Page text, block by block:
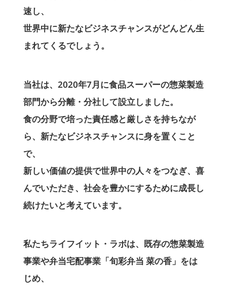
速し、
世界中に新たなビジネスチャンスがどんどん生
まれてくるでしょう。
当社は、2020年7月に食品スーパーの惣菜製造
部門から分離・分社して設立しました。
食の分野で培った責任感と厳しさを持ちなが
ら、新たなビジネスチャンスに身を置くこと
で、
新しい価値の提供で世界中の人々をつなぎ、喜
んでいただき、社会を豊かにするために成長し
続けたいと考えています。
私たちライフイット・ラボは、既存の惣菜製造
事業や弁当宅配事業「旬彩弁当 菜の香」をは
じめ、